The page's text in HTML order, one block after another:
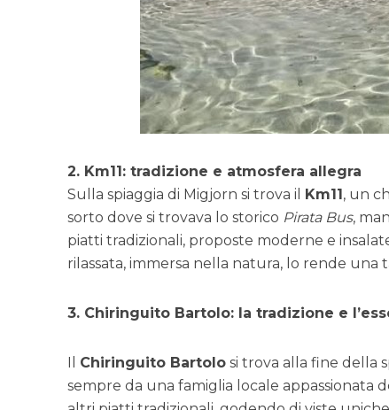
2. Km11: tradizione e atmosfera allegra
Sulla spiaggia di Migjorn si trova il Km11, un
sorto dove si trovava lo storico Pirata Bus,
piatti tradizionali, proposte moderne e
rilassata, immersa nella natura, lo rende una
3. Chiringuito Bartolo: la tradizione e
Il Chiringuito Bartolosi trova alla fine della
sempre da una famiglia locale appassionata